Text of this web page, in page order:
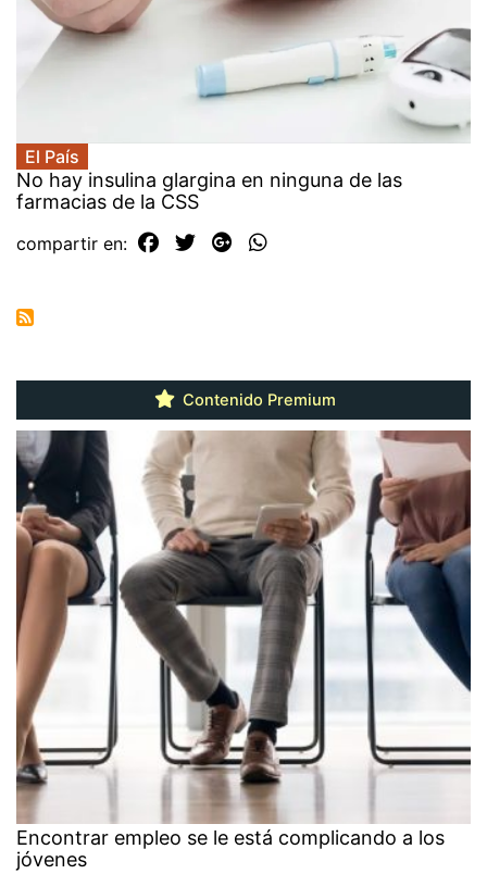
El País
No hay insulina glargina en ninguna de las
farmacias de la CSS
compartir en:
Contenido Premium
Encontrar empleo se le está complicando a los
jóvenes